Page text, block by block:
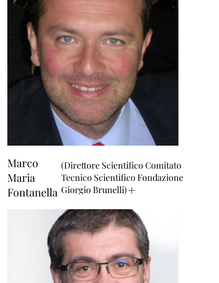
Marco
Maria
Fontanella
(Direttore Scientifico Comitato
Tecnico Scientifico Fondazione
Giorgio Brunelli)